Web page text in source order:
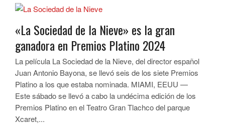
«La Sociedad de la Nieve» es la gran
ganadora en Premios Platino 2024
La película La Sociedad de la Nieve, del director español
Juan Antonio Bayona, se llevó seis de los siete Premios
Platino a los que estaba nominada. MIAMI, EEUU —
Este sábado se llevó a cabo la undécima edición de los
Premios Platino en el Teatro Gran Tlachco del parque
Xcaret,...